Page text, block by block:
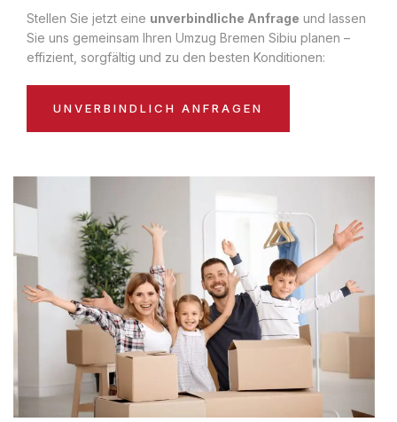
Stellen Sie jetzt eine unverbindliche Anfrage und lassen
Sie uns gemeinsam Ihren Umzug Bremen Sibiu planen –
effizient, sorgfältig und zu den besten Konditionen:
UNVERBINDLICH ANFRAGEN